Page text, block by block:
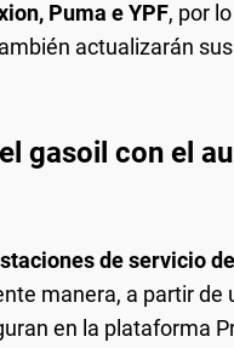
Puma e YPF, por
actualizarán
gasoil con el
de servicio
manera, a partir de
en la plataforma